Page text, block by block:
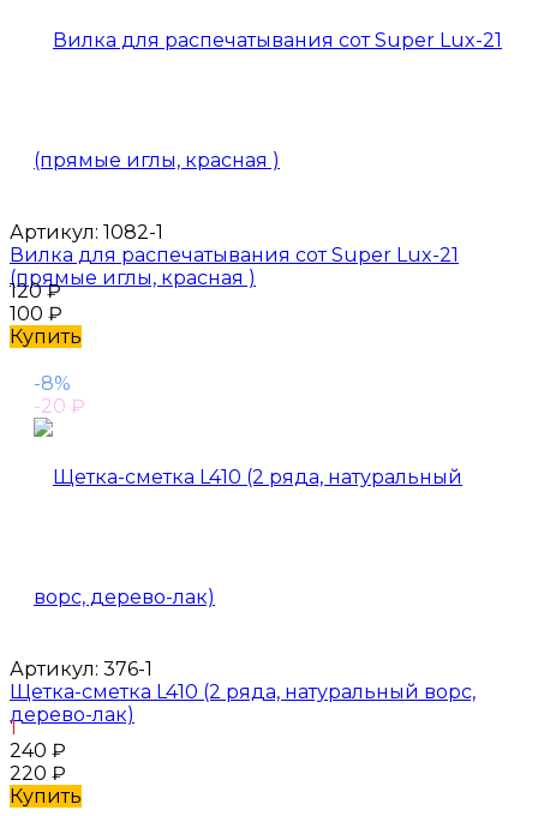
Артикул: 1082-1
Вилка для распечатывания сот Super Lux-21
(прямые иглы, красная )
120₽
100 ₽
Купить
-8%
-20 ₽
Артикул: 376-1
Щетка-сметка L410 (2 ряда, натуральный ворс,
дерево-лак)
1
240 ₽
220 ₽
Купить